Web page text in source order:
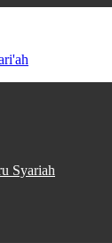
Syariah